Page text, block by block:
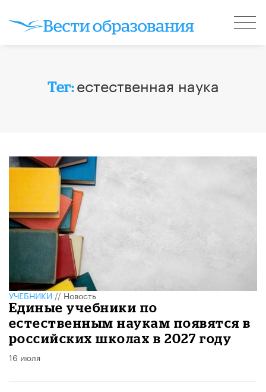
Тег:естественная наука
УЧЕБНИКИ//Новость
Единые учебники по
естественным наукам появятся в
российских школах в 2027 году
16 июля